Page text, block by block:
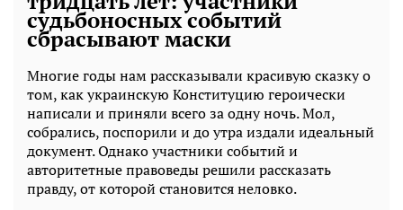
судьбоносных событий
сбрасывают маски
Многие годы нам рассказывали красивую сказку о
том, как украинскую Конституцию героически
написали и приняли всего за одну ночь. Мол,
собрались, поспорили и до утра издали идеальный
документ. Однако участники событий и
авторитетные правоведы решили рассказать
правду, от которой становится неловко.